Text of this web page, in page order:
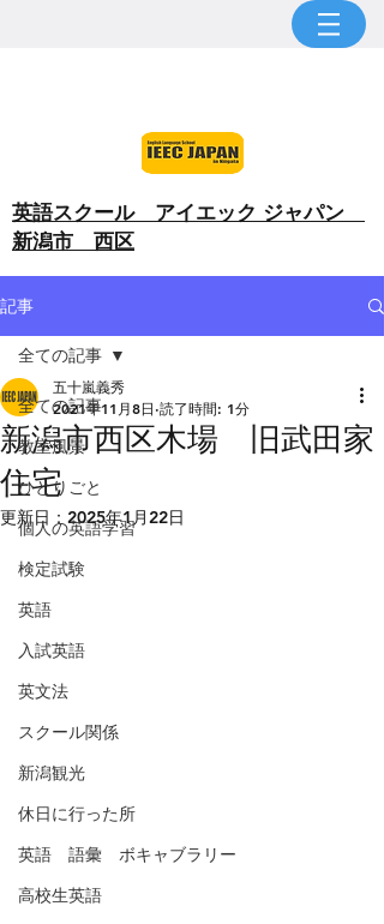
​英語スクール アイエック ジャパン
新潟市 西区
記事
全ての記事
教室風景
ひとりごと
個人の英語学習
検定試験
英語
入試英語
英文法
スクール関係
新潟観光
休日に行った所
英語 語彙 ボキャブラリー
高校生英語
全ての記事
新潟市西区木場 旧武田家
住宅
五十嵐義秀
2021年11月8日 読了時間: 1分
更新日： 2025年1月22日